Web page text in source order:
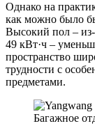
Однако на
как можно было
Высокий пол – из-
49 кВт·ч –
пространство
трудности с
предметами.
Багажное